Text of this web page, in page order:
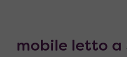
mobile letto a